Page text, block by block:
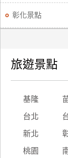
彰化景點
旅遊景點
基隆
台北
新北
桃園